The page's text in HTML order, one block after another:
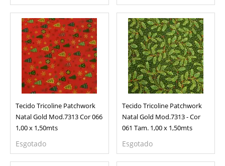
Tecido Tricoline Patchwork
Natal Gold Mod.7313 Cor 066
1,00 x 1,50mts
Esgotado
Tecido Tricoline Patchwork
Natal Gold Mod.7313 - Cor
061 Tam. 1,00 x 1,50mts
Esgotado